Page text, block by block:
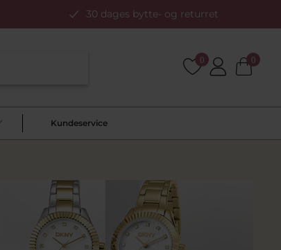
30 dages bytte- og returret
0 0
Kundeservice